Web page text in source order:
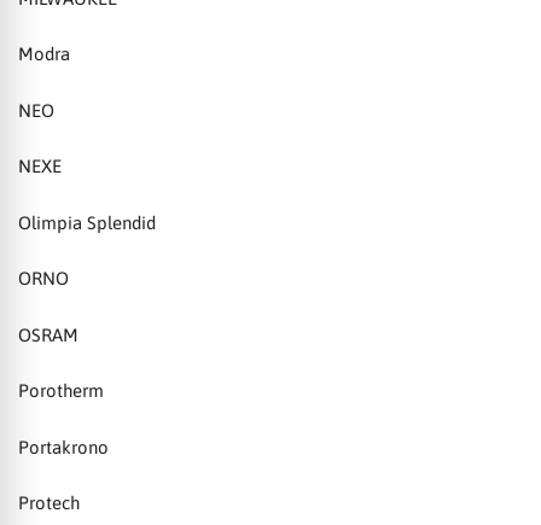
Modra
NEO
NEXE
Olimpia Splendid
ORNO
OSRAM
Porotherm
Portakrono
Protech